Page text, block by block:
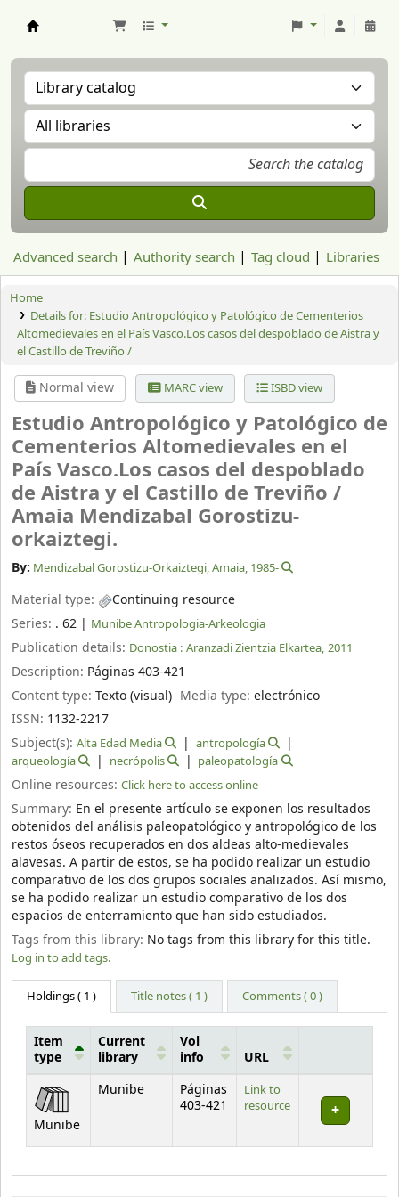
Advanced search Authority search Tag cloud Libraries
Home
Details for: Estudio Antropológico y Patológico de Cementerios
Altomedievales en el País Vasco.Los casos del despoblado de Aistra y
el Castillo de Treviño /
Normal view MARC view ISBD view
Estudio Antropológico y Patológico de
Cementerios Altomedievales en el
País Vasco.Los casos del despoblado
de Aistra y el Castillo de Treviño /
Amaia Mendizabal Gorostizu-
orkaiztegi.
By: Mendizabal Gorostizu-Orkaiztegi, Amaia, 1985-
Material type:
Continuing resource
Series: . 62 | Munibe Antropologia-Arkeologia
Publication details: Donostia : Aranzadi Zientzia Elkartea, 2011
Description: Páginas 403-421
Content type: Texto (visual) Media type:electrónico
ISSN: 1132-2217
Subject(s): Alta Edad Media
antropología
arqueología
necrópolis paleopatología
Online resources: Click here to access online
Summary: En el presente artículo se exponen los resultados
obtenidos del análisis paleopatológico y antropológico de los
restos óseos recuperados en dos aldeas alto-medievales
alavesas. A partir de estos, se ha podido realizar un estudio
comparativo de los dos grupos sociales analizados. Así mismo,
se ha podido realizar un estudio comparativo de los dos
espacios de enterramiento que han sido estudiados.
Tags from this library: No tags from this library for this title.
Log in to add tags.
Holdings( 1 ) Title notes ( 1 ) Comments ( 0 )
Holdings
Item
type
Current
library
Vol
info
URL
Munibe
Munibe
Páginas
403-421
Link to
resource